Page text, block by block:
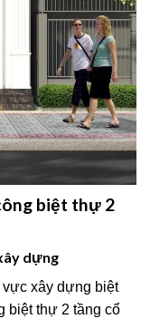
biệt thự 2
dựng
xây dựng biệt
biệt thự 2 tầng cổ